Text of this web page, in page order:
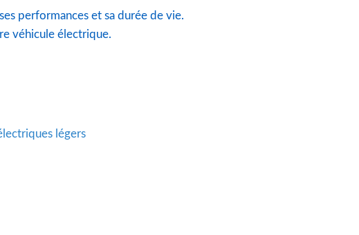
performances et sa durée de vie.
véhicule électrique.
légers